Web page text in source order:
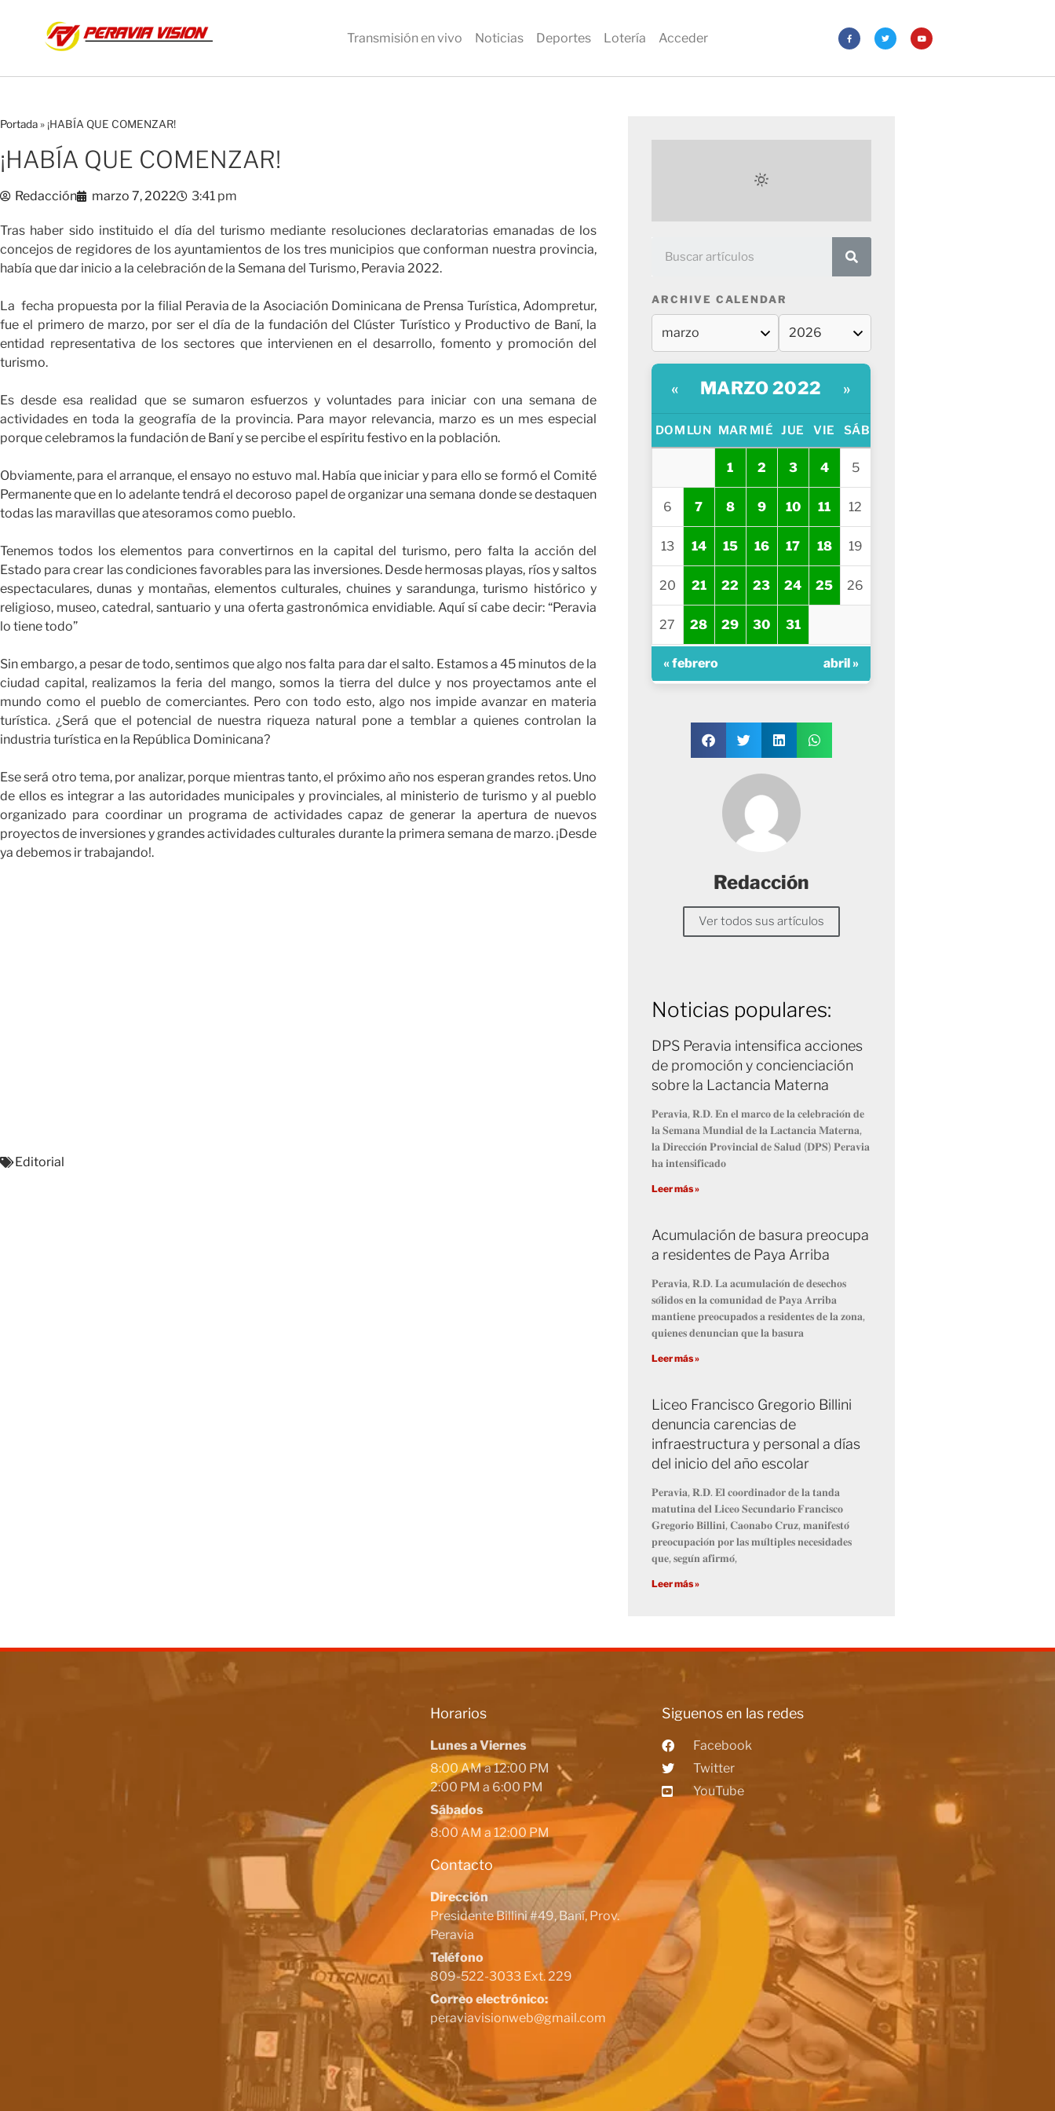
Transmisión en vivo Noticias Deportes Lotería Acceder
Portada» ¡HABÍA QUE COMENZAR!
¡HABÍA QUE COMENZAR!
Redacción marzo 7, 2022 3:41 pm
Tras haber sido instituido el día del turismo mediante resoluciones declaratorias emanadas de los
concejos de regidores de los ayuntamientos de los tres municipios que conforman nuestra provincia,
había que dar inicio a la celebración de la Semana del Turismo, Peravia 2022.
La fecha propuesta por la filial Peravia de la Asociación Dominicana de Prensa Turística, Adompretur,
fue el primero de marzo, por ser el día de la fundación del Clúster Turístico y Productivo de Baní, la
entidad representativa de los sectores que intervienen en el desarrollo, fomento y promoción del
turismo.
Es desde esa realidad que se sumaron esfuerzos y voluntades para iniciar con una semana de
actividades en toda la geografía de la provincia. Para mayor relevancia, marzo es un mes especial
porque celebramos la fundación de Baní y se percibe el espíritu festivo en la población.
Obviamente, para el arranque, el ensayo no estuvo mal. Había que iniciar y para ello se formó el Comité
Permanente que en lo adelante tendrá el decoroso papel de organizar una semana donde se destaquen
todas las maravillas que atesoramos como pueblo.
Tenemos todos los elementos para convertirnos en la capital del turismo, pero falta la acción del
Estado para crear las condiciones favorables para las inversiones. Desde hermosas playas, ríos y saltos
espectaculares, dunas y montañas, elementos culturales, chuines y sarandunga, turismo histórico y
religioso, museo, catedral, santuario y una oferta gastronómica envidiable. Aquí sí cabe decir: “Peravia
lo tiene todo”
Sin embargo, a pesar de todo, sentimos que algo nos falta para dar el salto. Estamos a 45 minutos de la
ciudad capital, realizamos la feria del mango, somos la tierra del dulce y nos proyectamos ante el
mundo como el pueblo de comerciantes. Pero con todo esto, algo nos impide avanzar en materia
turística. ¿Será que el potencial de nuestra riqueza natural pone a temblar a quienes controlan la
industria turística en la República Dominicana?
Ese será otro tema, por analizar, porque mientras tanto, el próximo año nos esperan grandes retos. Uno
de ellos es integrar a las autoridades municipales y provinciales, al ministerio de turismo y al pueblo
organizado para coordinar un programa de actividades capaz de generar la apertura de nuevos
proyectos de inversiones y grandes actividades culturales durante la primera semana de marzo. ¡Desde
ya debemos ir trabajando!.
Editorial
ARCHIVE CALENDAR
« MARZO 2022 »
DOM LUN MAR MIÉ JUE VIE SÁB
1 2 3 4 5
6 7 8 9 10 11 12
13 14 15 16 17 18 19
20 21 22 23 24 25 26
27 28 29 30 31
« febrero abril »
Redacción
Ver todos sus artículos
Noticias populares:
DPS Peravia intensifica acciones
de promoción y concienciación
sobre la Lactancia Materna
𝐏𝐞𝐫𝐚𝐯𝐢𝐚, 𝐑.𝐃. 𝐄𝐧 𝐞𝐥 𝐦𝐚𝐫𝐜𝐨 𝐝𝐞 𝐥𝐚 𝐜𝐞𝐥𝐞𝐛𝐫𝐚𝐜𝐢𝐨́𝐧 𝐝𝐞
𝐥𝐚 𝐒𝐞𝐦𝐚𝐧𝐚 𝐌𝐮𝐧𝐝𝐢𝐚𝐥 𝐝𝐞 𝐥𝐚 𝐋𝐚𝐜𝐭𝐚𝐧𝐜𝐢𝐚 𝐌𝐚𝐭𝐞𝐫𝐧𝐚,
𝐥𝐚 𝐃𝐢𝐫𝐞𝐜𝐜𝐢𝐨́𝐧 𝐏𝐫𝐨𝐯𝐢𝐧𝐜𝐢𝐚𝐥 𝐝𝐞 𝐒𝐚𝐥𝐮𝐝 (𝐃𝐏𝐒) 𝐏𝐞𝐫𝐚𝐯𝐢𝐚
𝐡𝐚 𝐢𝐧𝐭𝐞𝐧𝐬𝐢𝐟𝐢𝐜𝐚𝐝𝐨
Leer más »
Acumulación de basura preocupa
a residentes de Paya Arriba
𝐏𝐞𝐫𝐚𝐯𝐢𝐚, 𝐑.𝐃. 𝐋𝐚 𝐚𝐜𝐮𝐦𝐮𝐥𝐚𝐜𝐢𝐨́𝐧 𝐝𝐞 𝐝𝐞𝐬𝐞𝐜𝐡𝐨𝐬
𝐬𝐨́𝐥𝐢𝐝𝐨𝐬 𝐞𝐧 𝐥𝐚 𝐜𝐨𝐦𝐮𝐧𝐢𝐝𝐚𝐝 𝐝𝐞 𝐏𝐚𝐲𝐚 𝐀𝐫𝐫𝐢𝐛𝐚
𝐦𝐚𝐧𝐭𝐢𝐞𝐧𝐞 𝐩𝐫𝐞𝐨𝐜𝐮𝐩𝐚𝐝𝐨𝐬 𝐚 𝐫𝐞𝐬𝐢𝐝𝐞𝐧𝐭𝐞𝐬 𝐝𝐞 𝐥𝐚 𝐳𝐨𝐧𝐚,
𝐪𝐮𝐢𝐞𝐧𝐞𝐬 𝐝𝐞𝐧𝐮𝐧𝐜𝐢𝐚𝐧 𝐪𝐮𝐞 𝐥𝐚 𝐛𝐚𝐬𝐮𝐫𝐚
Leer más »
Liceo Francisco Gregorio Billini
denuncia carencias de
infraestructura y personal a días
del inicio del año escolar
𝐏𝐞𝐫𝐚𝐯𝐢𝐚, 𝐑.𝐃. 𝐄𝐥 𝐜𝐨𝐨𝐫𝐝𝐢𝐧𝐚𝐝𝐨𝐫 𝐝𝐞 𝐥𝐚 𝐭𝐚𝐧𝐝𝐚
𝐦𝐚𝐭𝐮𝐭𝐢𝐧𝐚 𝐝𝐞𝐥 𝐋𝐢𝐜𝐞𝐨 𝐒𝐞𝐜𝐮𝐧𝐝𝐚𝐫𝐢𝐨 𝐅𝐫𝐚𝐧𝐜𝐢𝐬𝐜𝐨
𝐆𝐫𝐞𝐠𝐨𝐫𝐢𝐨 𝐁𝐢𝐥𝐥𝐢𝐧𝐢, 𝐂𝐚𝐨𝐧𝐚𝐛𝐨 𝐂𝐫𝐮𝐳, 𝐦𝐚𝐧𝐢𝐟𝐞𝐬𝐭𝐨́
𝐩𝐫𝐞𝐨𝐜𝐮𝐩𝐚𝐜𝐢𝐨́𝐧 𝐩𝐨𝐫 𝐥𝐚𝐬 𝐦𝐮́𝐥𝐭𝐢𝐩𝐥𝐞𝐬 𝐧𝐞𝐜𝐞𝐬𝐢𝐝𝐚𝐝𝐞𝐬
𝐪𝐮𝐞, 𝐬𝐞𝐠𝐮́𝐧 𝐚𝐟𝐢𝐫𝐦𝐨́,
Leer más »
Horarios
Lunes a Viernes
8:00 AM a 12:00 PM
2:00 PM a 6:00 PM
Sábados
8:00 AM a 12:00 PM
Contacto
Dirección
Presidente Billini #49, Baní, Prov.
Peravia
Teléfono
809-522-3033 Ext. 229
Correo electrónico:
peraviavisionweb@gmail.com
Siguenos en las redes
Facebook
Twitter
YouTube